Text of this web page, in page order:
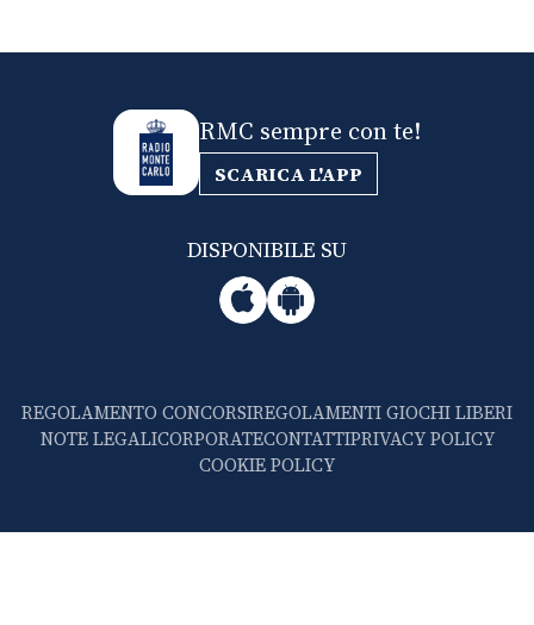
RMC sempre con te!
SCARICA L'APP
DISPONIBILE SU
REGOLAMENTO CONCORSIREGOLAMENTI GIOCHI LIBERI
NOTE LEGALICORPORATECONTATTIPRIVACY POLICY
COOKIE POLICY